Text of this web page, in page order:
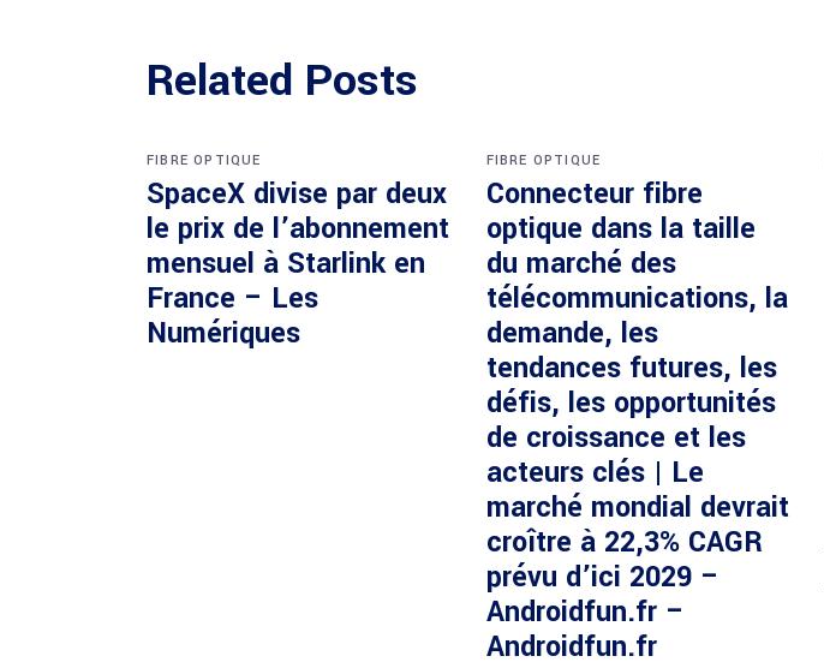
Related Posts
FIBRE OPTIQUE
SpaceX divise par deux
le prix de l’abonnement
mensuel à Starlink en
France – Les
Numériques
FIBRE OPTIQUE
Connecteur fibre
optique dans la taille
du marché des
télécommunications, la
demande, les
tendances futures, les
défis, les opportunités
de croissance et les
acteurs clés | Le
marché mondial devrait
croître à 22,3% CAGR
prévu d’ici 2029 –
Androidfun.fr –
Androidfun.fr